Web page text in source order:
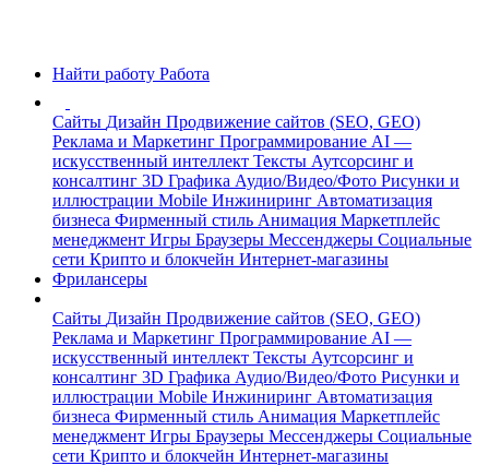
Найти работу Работа
Сайты Дизайн Продвижение сайтов (SEO, GEO)
Реклама и Маркетинг Программирование AI —
искусственный интеллект Тексты Аутсорсинг и
консалтинг 3D Графика Аудио/Видео/Фото Рисунки и
иллюстрации Mobile Инжиниринг Автоматизация
бизнеса Фирменный стиль Анимация Маркетплейс
менеджмент Игры Браузеры Мессенджеры Социальные
сети Крипто и блокчейн Интернет-магазины
Фрилансеры
Сайты Дизайн Продвижение сайтов (SEO, GEO)
Реклама и Маркетинг Программирование AI —
искусственный интеллект Тексты Аутсорсинг и
консалтинг 3D Графика Аудио/Видео/Фото Рисунки и
иллюстрации Mobile Инжиниринг Автоматизация
бизнеса Фирменный стиль Анимация Маркетплейс
менеджмент Игры Браузеры Мессенджеры Социальные
сети Крипто и блокчейн Интернет-магазины